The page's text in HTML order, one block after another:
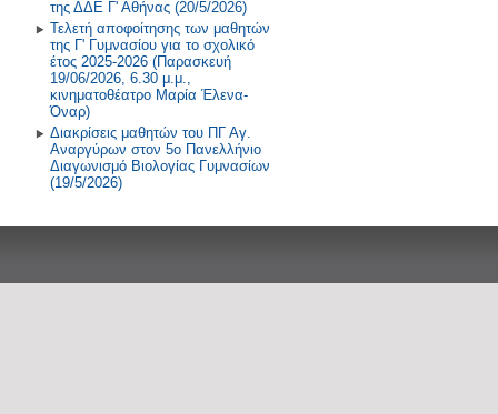
της ΔΔΕ Γ' Αθήνας (20/5/2026)
Τελετή αποφοίτησης των μαθητών
της Γ' Γυμνασίου για το σχολικό
έτος 2025-2026 (Παρασκευή
19/06/2026, 6.30 μ.μ.,
κινηματοθέατρο Μαρία Έλενα-
Όναρ)
Διακρίσεις μαθητών του ΠΓ Αγ.
Αναργύρων στον 5ο Πανελλήνιο
Διαγωνισμό Βιολογίας Γυμνασίων
(19/5/2026)